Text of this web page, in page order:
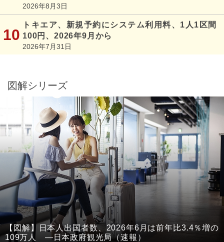
2026年8月3日
トキエア、新規予約にシステム利用料、1人1区間
100円、2026年9月から
2026年7月31日
図解シリーズ
【図解】日本人出国者数、2026年6月は前年比3.4％増の
109万人 ―日本政府観光局（速報）